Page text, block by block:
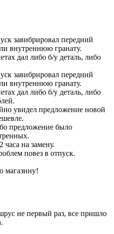
завибрировал передний
внутреннюю гранату.
дал либо б/у деталь, либо
завибрировал передний
внутреннюю гранату.
дал либо б/у деталь, либо
увидел предложение новой
предложение было
часа на замену.
повез в отпуск.
магазину!
не первый раз, все пришло